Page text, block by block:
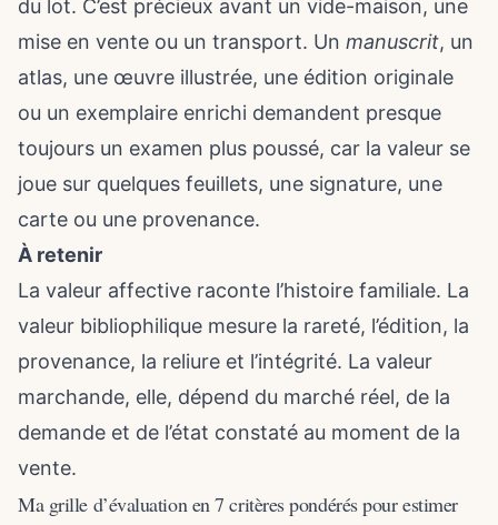
du lot. C’est précieux avant un vide-maison, une
mise en vente ou un transport. Un manuscrit, un
atlas, une œuvre illustrée, une édition originale
ou un exemplaire enrichi demandent presque
toujours un examen plus poussé, car la valeur se
joue sur quelques feuillets, une signature, une
carte ou une provenance.
À retenir
La valeur affective raconte l’histoire familiale. La
valeur bibliophilique mesure la rareté, l’édition, la
provenance, la reliure et l’intégrité. La valeur
marchande, elle, dépend du marché réel, de la
demande et de l’état constaté au moment de la
vente.
Ma grille d’évaluation en 7 critères pondérés pour estimer